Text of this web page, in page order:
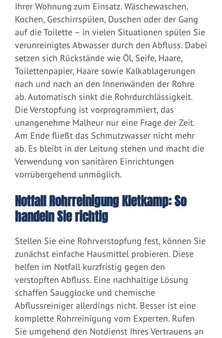
Ihrer Wohnung zum Einsatz. Wäschewaschen,
Kochen, Geschirrspülen, Duschen oder der Gang
auf die Toilette – in vielen Situationen spülen Sie
verunreinigtes Abwasser durch den Abfluss. Dabei
setzen sich Rückstände wie Öl, Seife, Haare,
Toilettenpapier, Haare sowie Kalkablagerungen
nach und nach an den Innenwänden der Rohre
ab. Automatisch sinkt die Rohrdurchlässigkeit.
Die Verstopfung ist vorprogrammiert, das
unangenehme Malheur nur eine Frage der Zeit.
Am Ende fließt das Schmutzwasser nicht mehr
ab. Es bleibt in der Leitung stehen und macht die
Verwendung von sanitären Einrichtungen
vorrübergehend unmöglich.
Notfall Rohrreinigung Kletkamp: So
handeln Sie richtig
Stellen Sie eine Rohrverstopfung fest, können Sie
zunächst einfache Hausmittel probieren. Diese
helfen im Notfall kurzfristig gegen den
verstopften Abfluss. Eine nachhaltige Lösung
schaffen Saugglocke und chemische
Abflussreiniger allerdings nicht. Besser ist eine
komplette Rohrreinigung vom Experten. Rufen
Sie umgehend den Notdienst Ihres Vertrauens an